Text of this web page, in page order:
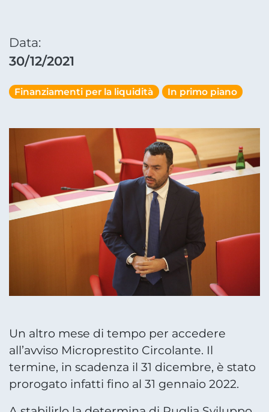
Data:
30/12/2021
Finanziamenti per la liquidità In primo piano
Un altro mese di tempo per accedere
all’avviso Microprestito Circolante. Il
termine, in scadenza il 31 dicembre, è stato
prorogato infatti fino al 31 gennaio 2022.